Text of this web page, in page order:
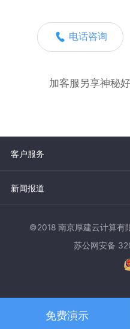
电话咨询
加客服另享神秘
客户服务
新闻报道
©2018 南京厚建云计算有
苏公网安备
免费演示